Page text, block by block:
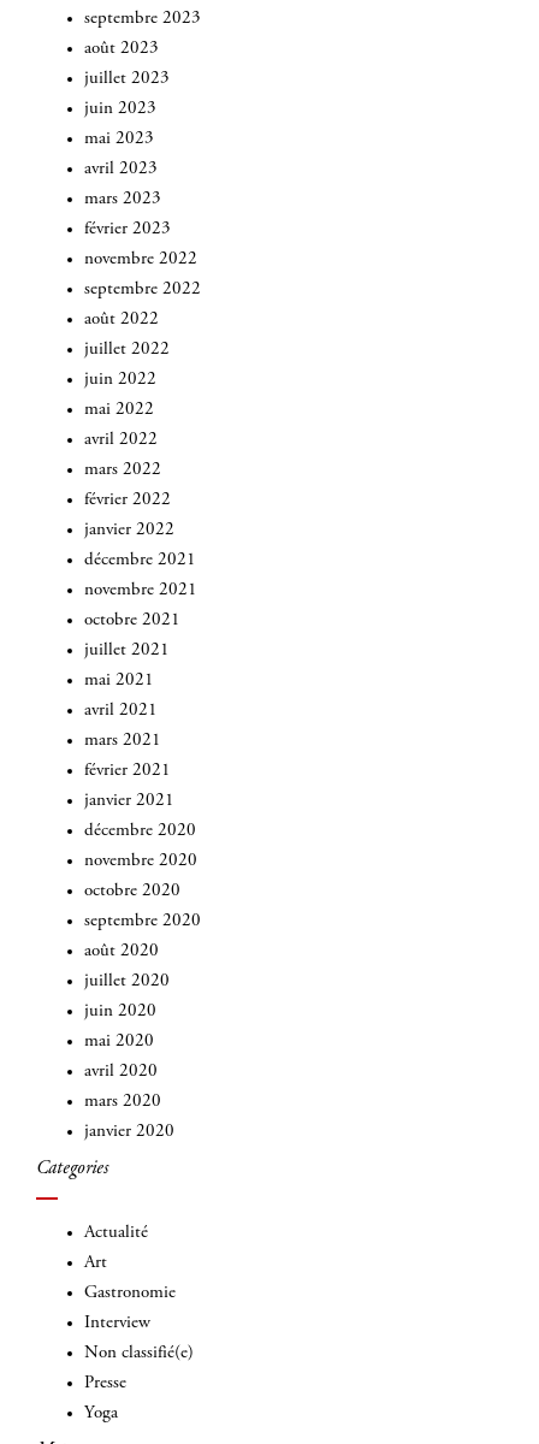
septembre 2023
août 2023
juillet 2023
juin 2023
mai 2023
avril 2023
mars 2023
février 2023
novembre 2022
septembre 2022
août 2022
juillet 2022
juin 2022
mai 2022
avril 2022
mars 2022
février 2022
janvier 2022
décembre 2021
novembre 2021
octobre 2021
juillet 2021
mai 2021
avril 2021
mars 2021
février 2021
janvier 2021
décembre 2020
novembre 2020
octobre 2020
septembre 2020
août 2020
juillet 2020
juin 2020
mai 2020
avril 2020
mars 2020
janvier 2020
Categories
Actualité
Art
Gastronomie
Interview
Non classifié(e)
Presse
Yoga
INSCRIVEZ-VOUS